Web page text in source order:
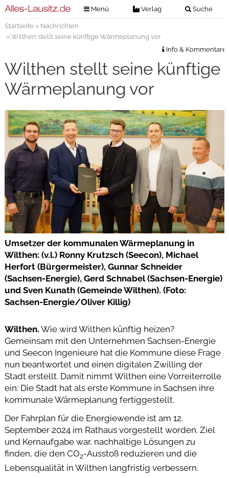
Menü Verlag Suche
Verlag
Kontakt
Impressum
Veranstaltungstickets
Anzeigenannahme
Anzeigensuche
Digitale Ausgaben
Startseite» Nachrichten
» Wilthen stellt seine künftige Wärmeplanung vor
Info & Kommentare
Wilthen stellt seine künftige
Wärmeplanung vor
Umsetzer der kommunalen Wärmeplanung in
Wilthen: (v.l.) Ronny Krutzsch (Seecon), Michael
Herfort (Bürgermeister), Gunnar Schneider
(Sachsen-Energie), Gerd Schnabel (Sachsen-Energie)
und Sven Kunath (Gemeinde Wilthen). (Foto:
Sachsen-Energie/Oliver Killig)
Wilthen. Wie wird Wilthen künftig heizen?
Gemeinsam mit den Unternehmen Sachsen-Energie
und Seecon Ingenieure hat die Kommune diese Frage
nun beantwortet und einen digitalen Zwilling der
Stadt erstellt. Damit nimmt Wilthen eine Vorreiterrolle
ein: Die Stadt hat als erste Kommune in Sachsen ihre
kommunale Wärmeplanung fertiggestellt.
Der Fahrplan für die Energiewende ist am 12.
September 2024 im Rathaus vorgestellt worden. Ziel
und Kernaufgabe war, nachhaltige Lösungen zu
finden, die den CO2-Ausstoß reduzieren und die
Lebensqualität in Wilthen langfristig verbessern.